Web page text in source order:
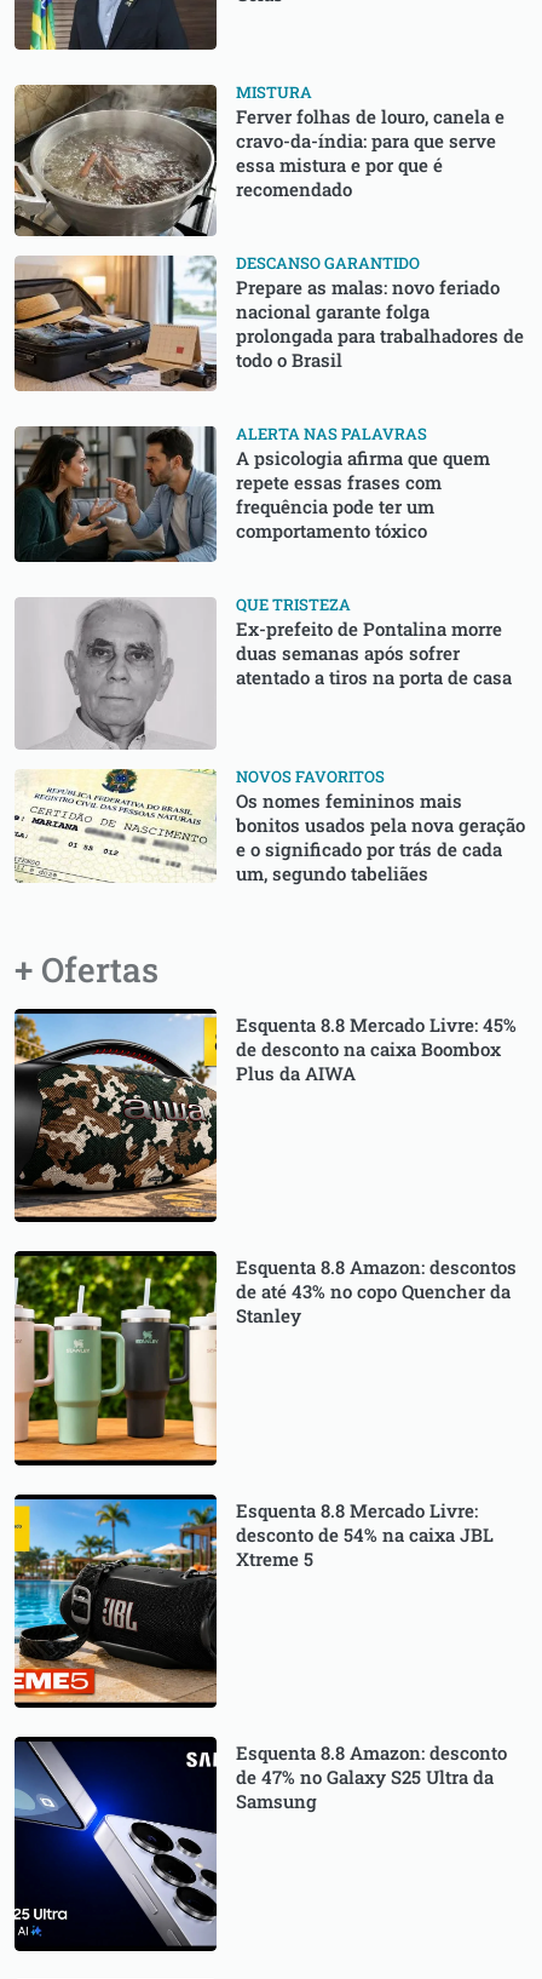
MISTURA
Ferver folhas de louro, canela e
cravo-da-índia: para que serve
essa mistura e por que é
recomendado
DESCANSO GARANTIDO
Prepare as malas: novo feriado
nacional garante folga
prolongada para trabalhadores de
todo o Brasil
ALERTA NAS PALAVRAS
⁠A psicologia afirma que quem
repete essas frases com
frequência pode ter um
comportamento tóxico
QUE TRISTEZA
Ex-prefeito de Pontalina morre
duas semanas após sofrer
atentado a tiros na porta de casa
NOVOS FAVORITOS
Os nomes femininos mais
bonitos usados pela nova geração
e o significado por trás de cada
um, segundo tabeliães
+ Ofertas
Esquenta 8.8 Mercado Livre: 45%
de desconto na caixa Boombox
Plus da AIWA
Esquenta 8.8 Amazon: descontos
de até 43% no copo Quencher da
Stanley
Esquenta 8.8 Mercado Livre:
desconto de 54% na caixa JBL
Xtreme 5
Esquenta 8.8 Amazon: desconto
de 47% no Galaxy S25 Ultra da
Samsung